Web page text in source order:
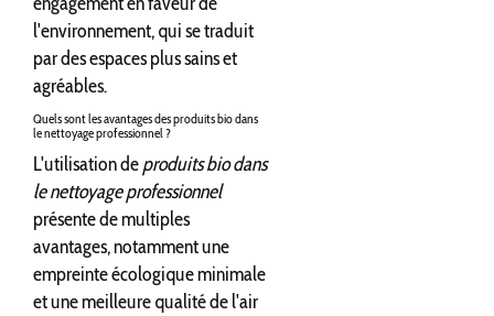
l'environnement, qui se traduit
par des espaces plus sains et
agréables.
Quels sont les avantages des produits bio dans
le nettoyage professionnel ?
L'utilisation deproduits bio dans
le nettoyage professionnel
présente de multiples
avantages, notamment une
empreinte écologique minimale
et une meilleure qualité de l'air